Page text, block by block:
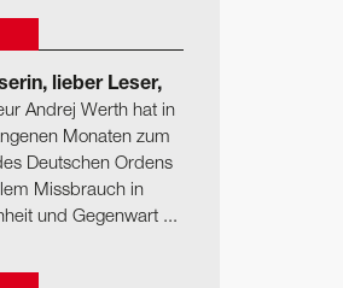
lieber Leser,
Andrej Werth hat in
Monaten zum
Deutschen Ordens
Missbrauch in
und Gegenwart ...